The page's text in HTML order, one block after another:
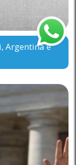
Argentina e